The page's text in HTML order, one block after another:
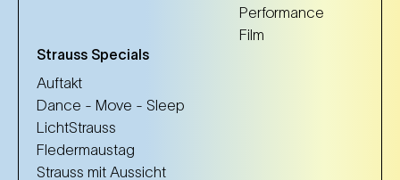
Performance
Film
Strauss Specials
Auftakt
Dance - Move - Sleep
LichtStrauss
Fledermaustag
Strauss mit Aussicht